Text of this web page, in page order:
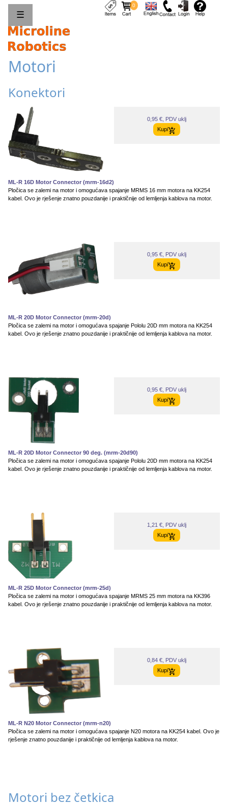
☰
0
Motori
Konektori
0,95 €, PDV uklj
Kupi
ML-R 16D Motor Connector (mrm-16d2)
Pločica se zalemi na motor i omogućava spajanje MRMS 16 mm motora na KK254
kabel. Ovo je rješenje znatno pouzdanije i praktičnije od lemljenja kablova na motor.
0,95 €, PDV uklj
Kupi
ML-R 20D Motor Connector (mrm-20d)
Pločica se zalemi na motor i omogućava spajanje Pololu 20D mm motora na KK254
kabel. Ovo je rješenje znatno pouzdanije i praktičnije od lemljenja kablova na motor.
0,95 €, PDV uklj
Kupi
ML-R 20D Motor Connector 90 deg. (mrm-20d90)
Pločica se zalemi na motor i omogućava spajanje Pololu 20D mm motora na KK254
kabel. Ovo je rješenje znatno pouzdanije i praktičnije od lemljenja kablova na motor.
1,21 €, PDV uklj
Kupi
ML-R 25D Motor Connector (mrm-25d)
Pločica se zalemi na motor i omogućava spajanje MRMS 25 mm motora na KK396
kabel. Ovo je rješenje znatno pouzdanije i praktičnije od lemljenja kablova na motor.
0,84 €, PDV uklj
Kupi
ML-R N20 Motor Connector (mrm-n20)
Pločica se zalemi na motor i omogućava spajanje N20 motora na KK254 kabel. Ovo je
rješenje znatno pouzdanije i praktičnije od lemljenja kablova na motor.
Motori bez četkica